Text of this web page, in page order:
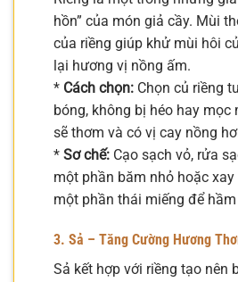
hồn” của món giả cầy. Mùi
của riềng giúp khử mùi hôi
lại hương vị nồng ấm.
* Cách chọn: Chọn củ riềng
bóng, không bị héo hay mọc
sẽ thơm và có vị cay nồng
* Sơ chế: Cạo sạch vỏ, rửa
một phần băm nhỏ hoặc
một phần thái miếng để
3. Sả – Tăng Cường Hương
Sả kết hợp với riềng tạo nên